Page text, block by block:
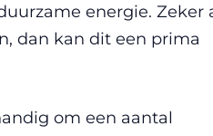
energie. Zeker
dan kan dit een prima
om een aantal